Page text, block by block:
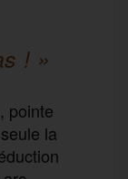
! »
pointe
la